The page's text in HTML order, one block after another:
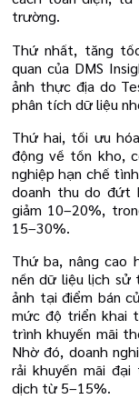
trường.
Thứ nhất, tăng
quan của DMS
ảnh thực địa do
phân tích dữ liệu
Thứ hai, tối ưu
động về tồn kho,
nghiệp hạn chế
doanh thu do đứt
giảm 10–20%,
15–30%.
Thứ ba, nâng cao
nền dữ liệu lịch sử
ảnh tại điểm bán
mức độ triển khai
trình khuyến mãi
Nhờ đó, doanh
rải khuyến mãi
dịch từ 5–15%.